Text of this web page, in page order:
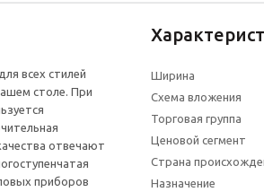
всех стилей
столе. При
отвечают
приборов
Ширина
Схема вложения
Торговая группа
Ценовой сегмент
Страна
Назначение